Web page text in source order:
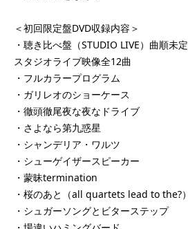
＜初回限定盤DVD収録内容＞
・聴き比べ盤（STUDIO LIVE）曲順未定
スタジオライブ映像全12曲
・フルカラープログラム
・ガリレオのショーケース
・徹頭徹尾夜な夜なドライブ
・さよなら第九惑星
・シャンデリア・ワルツ
・シューゲイザースピーカー
・蒙昧termination
・桜のあと（all quartets lead to the?）
・シュガーソングとビターステップ